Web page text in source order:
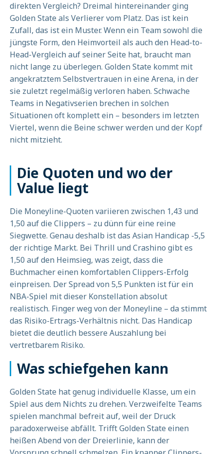
direkten Vergleich? Dreimal hintereinander ging
Golden State als Verlierer vom Platz. Das ist kein
Zufall, das ist ein Muster. Wenn ein Team sowohl die
jüngste Form, den Heimvorteil als auch den Head-to-
Head-Vergleich auf seiner Seite hat, braucht man
nicht lange zu überlegen. Golden State kommt mit
angekratztem Selbstvertrauen in eine Arena, in der
sie zuletzt regelmäßig verloren haben. Schwache
Teams in Negativserien brechen in solchen
Situationen oft komplett ein – besonders im letzten
Viertel, wenn die Beine schwer werden und der Kopf
nicht mitzieht.
Die Quoten und wo der
Value liegt
Die Moneyline-Quoten variieren zwischen 1,43 und
1,50 auf die Clippers – zu dünn für eine reine
Siegwette. Genau deshalb ist das Asian Handicap -5,5
der richtige Markt. Bei Thrill und Crashino gibt es
1,50 auf den Heimsieg, was zeigt, dass die
Buchmacher einen komfortablen Clippers-Erfolg
einpreisen. Der Spread von 5,5 Punkten ist für ein
NBA-Spiel mit dieser Konstellation absolut
realistisch. Finger weg von der Moneyline – da stimmt
das Risiko-Ertrags-Verhältnis nicht. Das Handicap
bietet die deutlich bessere Auszahlung bei
vertretbarem Risiko.
Was schiefgehen kann
Golden State hat genug individuelle Klasse, um ein
Spiel aus dem Nichts zu drehen. Verzweifelte Teams
spielen manchmal befreit auf, weil der Druck
paradoxerweise abfällt. Trifft Golden State einen
heißen Abend von der Dreierlinie, kann der